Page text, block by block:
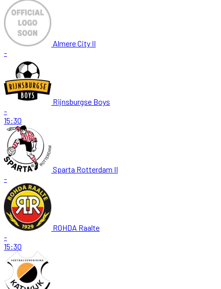
Almere City II
-
Rijnsburgse Boys
-
15:30
Sparta Rotterdam II
-
ROHDA Raalte
-
15:30